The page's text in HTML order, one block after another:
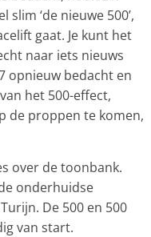
‘de nieuwe 500’,
gaat. Je kunt het
naar iets nieuws
opnieuw bedacht en
het 500-effect,
de proppen te komen,
over de toonbank.
onderhuidse
De 500 en 500
van start.